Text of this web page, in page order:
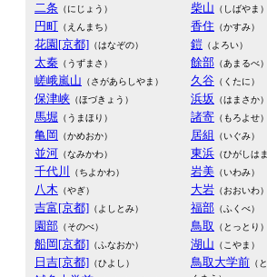
二条 （にじょう）
円町 （えんまち）
花園[京都] （はなぞの）
太秦 （うずまさ）
嵯峨嵐山 （さがあらしやま）
保津峡 （ほづきょう）
馬堀 （うまほり）
亀岡 （かめおか）
並河 （なみかわ）
千代川 （ちよかわ）
八木 （やぎ）
吉富[京都] （よしとみ）
園部 （そのべ）
船岡[京都] （ふなおか）
日吉[京都] （ひよし）
柴山 （しばやま）
香住 （かすみ）
鎧 （よろい）
餘部 （あまるべ）
久谷 （くたに）
浜坂 （はまさか）
諸寄 （もろよせ）
居組 （いぐみ）
東浜 （ひがしはま
岩美 （いわみ）
大岩 （おおいわ）
福部 （ふくべ）
鳥取 （とっとり）
湖山 （こやま）
鳥取大学前 （